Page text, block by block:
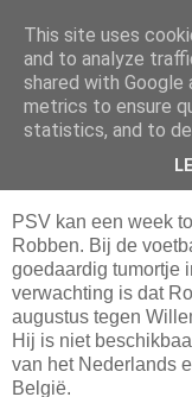
Da_Blog
You don't put a
maandag,
PSV kan een week
Robben. Bij de
goedaardig tumortje
verwachting is dat
augustus tegen
Hij is niet
van het Nederlands
België.
This site uses
and to analyze
shared with
metrics to ensure
statistics, and to